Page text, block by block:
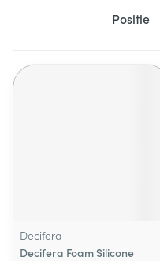
Sorteer op:
Decifera
Decifera Foam Silicone